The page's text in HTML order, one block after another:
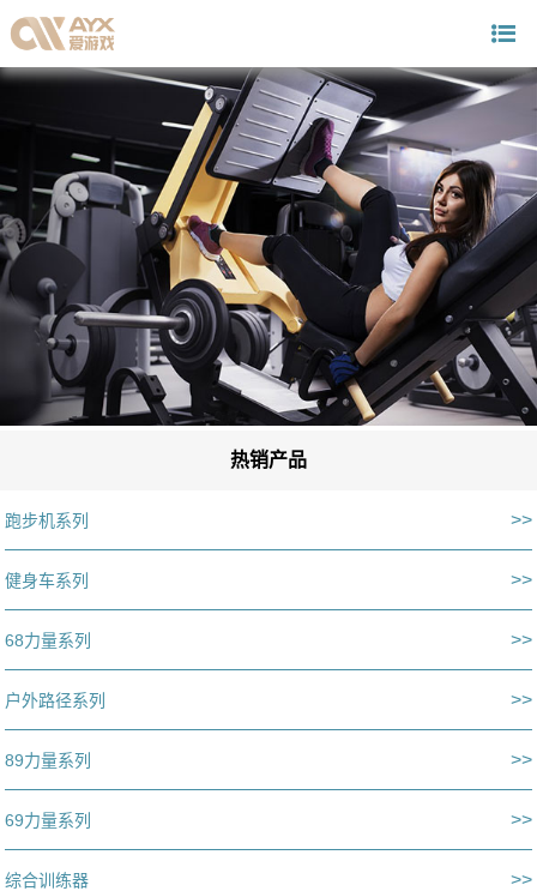
热销产品
跑步机系列 >>
健身车系列 >>
68力量系列 >>
户外路径系列 >>
89力量系列 >>
69力量系列 >>
综合训练器 >>